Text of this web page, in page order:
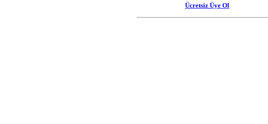
Ücretsiz Üye Ol